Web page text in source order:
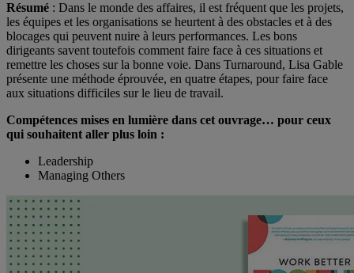
Résumé : Dans le monde des affaires, il est fréquent que les projets,
les équipes et les organisations se heurtent à des obstacles et à des
blocages qui peuvent nuire à leurs performances. Les bons
dirigeants savent toutefois comment faire face à ces situations et
remettre les choses sur la bonne voie. Dans Turnaround, Lisa Gable
présente une méthode éprouvée, en quatre étapes, pour faire face
aux situations difficiles sur le lieu de travail.
Compétences mises en lumière dans cet ouvrage… pour ceux
qui souhaitent aller plus loin :
Leadership
Managing Others